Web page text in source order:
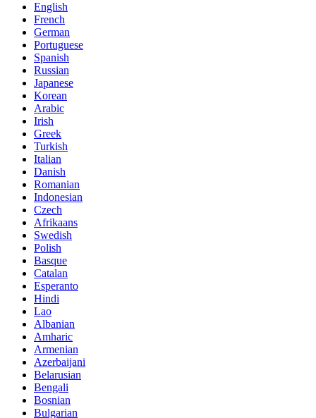
English
French
German
Portuguese
Spanish
Russian
Japanese
Korean
Arabic
Irish
Greek
Turkish
Italian
Danish
Romanian
Indonesian
Czech
Afrikaans
Swedish
Polish
Basque
Catalan
Esperanto
Hindi
Lao
Albanian
Amharic
Armenian
Azerbaijani
Belarusian
Bengali
Bosnian
Bulgarian